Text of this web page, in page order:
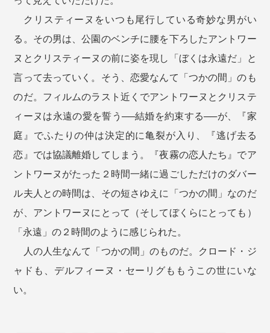
クリスティーヌをいつも尾行している奇妙な男がい
る。その男は、公園のベンチに腰を下ろしたアントワー
ヌとクリスティーヌの前に姿を現し「ぼくは永遠だ」と
言って去っていく。そう、恋愛なんて「つかの間」のも
のだ。フィルムのラスト近くでアントワーヌとクリステ
ィーヌは永遠の愛を誓う──結婚を約束する──が、『家
庭』でふたりの仲は決定的に亀裂が入り、『逃げ去る
恋』では協議離婚してしまう。『夜霧の恋人たち』でア
ントワーヌがたった２時間一緒に過ごしただけのダバー
ル夫人との時間は、その短さゆえに「つかの間」なのだ
が、アントワーヌにとって（そしてぼくらにとっても）
「永遠」の２時間のように感じられた。
人の人生なんて「つかの間」のものだ。クロード・ジ
ャドも、デルフィーヌ・セーリグももうこの世にいな
い。